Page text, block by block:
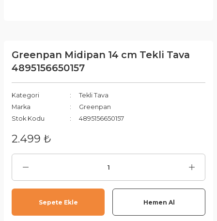
Greenpan Midipan 14 cm Tekli Tava
4895156650157
Kategori
Tekli Tava
Marka
Greenpan
Stok Kodu
4895156650157
2.499 ₺
Sepete Ekle Hemen Al